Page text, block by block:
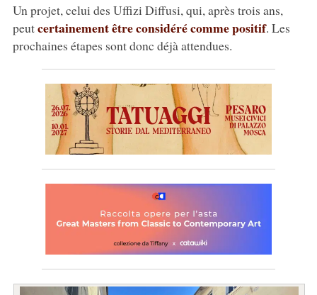
Un projet, celui des Uffizi Diffusi, qui, après trois ans,
peutcertainement être considéré comme positif. Les
prochaines étapes sont donc déjà attendues.